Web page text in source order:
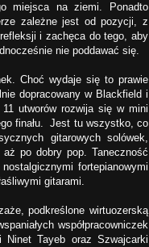
miejsca na ziemi. Ponadto
zależne jest od pozycji, z
i zachęca do tego, aby
nie poddawać się.
Choć wydaje się to prawie
dopracowany w Blackfield i
utworów rozwija się w mini
finału.
Jest tu wszystko, co
gitarowych solówek,
po dobry pop. Taneczność
fortepianowymi
gitarami.
podkreślone wirtuozerską
współpracowniczek
Tayeb oraz Szwajcarki